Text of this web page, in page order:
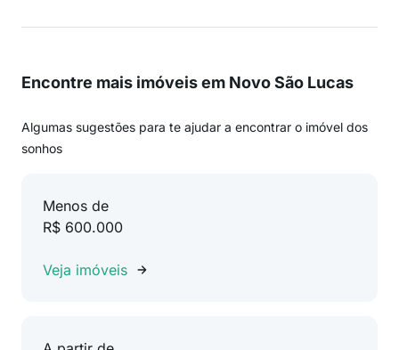
Encontre mais imóveis em Novo São Lucas
Algumas sugestões para te ajudar a encontrar o imóvel dos
sonhos
Menos de
R$ 600.000
Veja imóveis